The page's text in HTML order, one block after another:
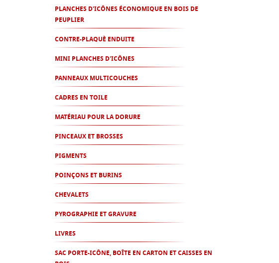
PLANCHES D'ICÔNES ÉCONOMIQUE EN BOIS DE
PEUPLIER
CONTRE-PLAQUÈ ENDUITE
MINI PLANCHES D'ICÔNES
PANNEAUX MULTICOUCHES
CADRES EN TOILE
MATÉRIAU POUR LA DORURE
PINCEAUX ET BROSSES
PIGMENTS
POINÇONS ET BURINS
CHEVALETS
PYROGRAPHIE ET GRAVURE
LIVRES
SAC PORTE-ICÔNE, BOÎTE EN CARTON ET CAISSES EN